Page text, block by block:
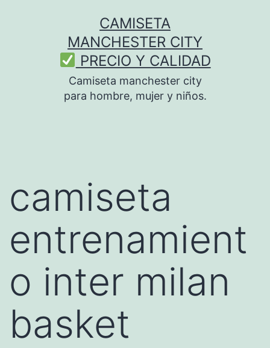
CAMISETA
MANCHESTER CITY
PRECIO Y CALIDAD
Camiseta manchester city
para hombre, mujer y niños.
camiseta
entrenamient
o inter milan
basket